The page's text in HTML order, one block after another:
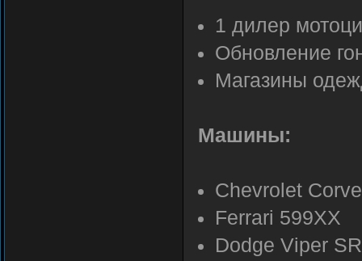
1 дилер
Обновление
Магазины
Машины:
Chevrolet
Ferrari 599XX
Dodge Viper